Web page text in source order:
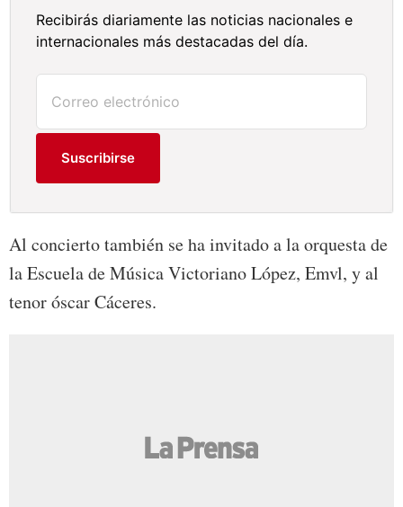
Recibirás diariamente las noticias nacionales e
internacionales más destacadas del día.
Suscribirse
Al concierto también se ha invitado a la orquesta de
la Escuela de Música Victoriano López, Emvl, y al
tenor óscar Cáceres.